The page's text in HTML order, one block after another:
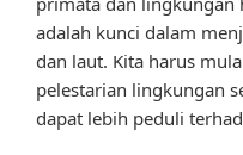
adalah kunci dalam
dan laut. Kita harus
pelestarian lingkungan
dapat lebih peduli